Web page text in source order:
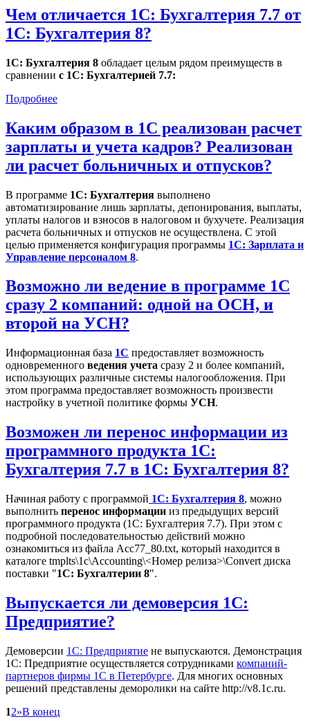
Чем отличается 1С: Бухгалтерия 7.7 от
1С: Бухгалтерия 8?
1С: Бухгалтерия 8 обладает целым рядом преимуществ в
сравнении с 1С: Бухгалтерией 7.7:
Подробнее
Каким образом в 1С реализован расчет
зарплаты и учета кадров? Реализован
ли расчет больничных и отпусков?
В программе 1С: Бухгалтерия выполнено
автоматизирование лишь зарплаты, депонирования, выплаты,
уплаты налогов и взносов в налоговом и бухучете. Реализация
расчета больничных и отпусков не осуществлена. С этой
целью применяется конфигурация программы 1С: Зарплата и
Управление персоналом 8.
Возможно ли ведение в программе 1С
сразу 2 компаний: одной на ОСН, и
второй на УСН?
Информационная база 1С предоставляет возможность
одновременного ведения учета сразу 2 и более компаний,
использующих различные системы налогообложения. При
этом программа предоставляет возможность произвести
настройку в учетной политике формы УСН.
Возможен ли перенос информации из
программного продукта 1С:
Бухгалтерия 7.7 в 1С: Бухгалтерия 8?
Начиная работу с программой 1С: Бухгалтерия 8, можно
выполнить перенос информации из предыдущих версий
программного продукта (1С: Бухгалтерия 7.7). При этом с
подробной последовательностью действий можно
ознакомиться из файла Acc77_80.txt, который находится в
каталоге tmplts\1c\Accounting\<Номер релиза>\Convert диска
поставки "1С: Бухгалтерии 8".
Выпускается ли демоверсия 1С:
Предприятие?
Демоверсии 1С: Предприятие не выпускаются. Демонстрация
1С: Предприятие осуществляется сотрудниками компаний-
партнеров фирмы 1С в Петербурге. Для многих основных
решений представлены деморолики на сайте http://v8.1c.ru.
12»В конец